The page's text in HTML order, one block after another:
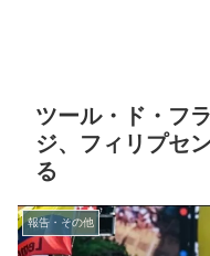
ツール・ド・フ
ジ、フィリプセ
る
報告・その他